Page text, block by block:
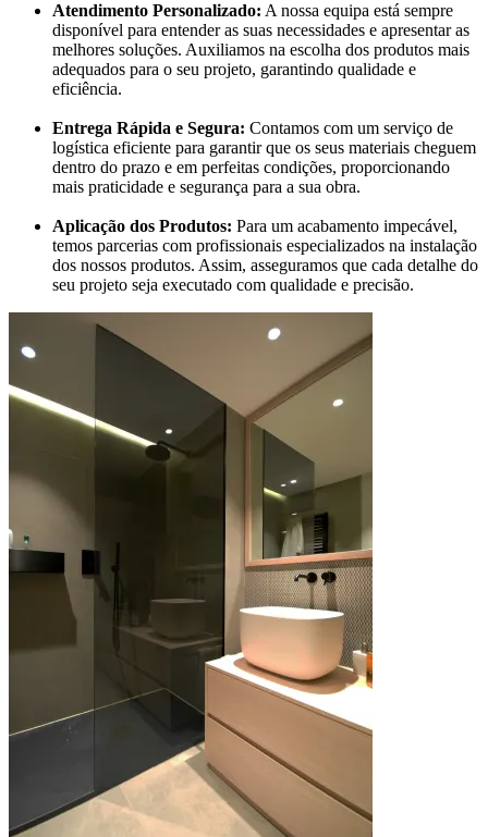
Atendimento Personalizado: A nossa equipa está sempre
disponível para entender as suas necessidades e apresentar as
melhores soluções. Auxiliamos na escolha dos produtos mais
adequados para o seu projeto, garantindo qualidade e
eficiência.
Entrega Rápida e Segura: Contamos com um serviço de
logística eficiente para garantir que os seus materiais cheguem
dentro do prazo e em perfeitas condições, proporcionando
mais praticidade e segurança para a sua obra.
Aplicação dos Produtos: Para um acabamento impecável,
temos parcerias com profissionais especializados na instalação
dos nossos produtos. Assim, asseguramos que cada detalhe do
seu projeto seja executado com qualidade e precisão.